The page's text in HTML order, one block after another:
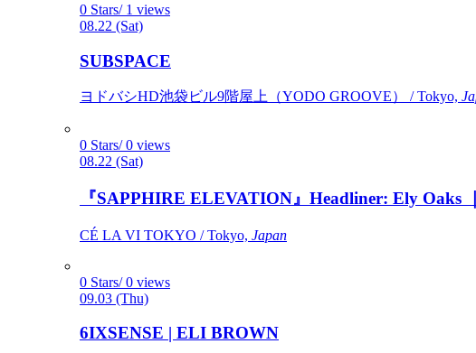
0 Stars/ 1 views
08.22 (Sat)
SUBSPACE
ヨドバシHD池袋ビル9階屋上（YODO GROOVE） / Tokyo,
0 Stars/ 0 views
08.22 (Sat)
『SAPPHIRE ELEVATION』Headliner: Ely Oaks
CÉ LA VI TOKYO / Tokyo, Japan
0 Stars/ 0 views
09.03 (Thu)
6IXSENSE | ELI BROWN